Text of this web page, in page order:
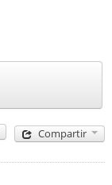
Compartir